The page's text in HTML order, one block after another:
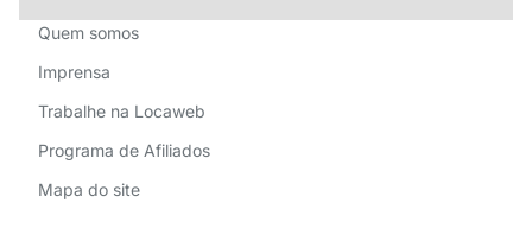
Quem somos
Imprensa
Trabalhe na Locaweb
Programa de Afiliados
Mapa do site